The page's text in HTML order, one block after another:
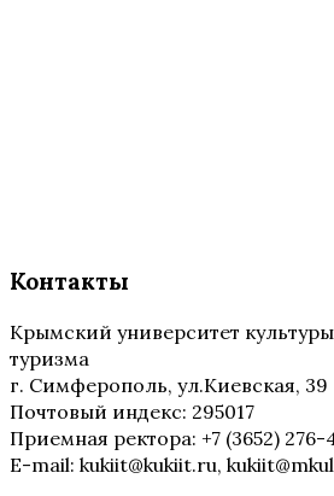
Контакты
Крымский университет
туризма
г. Симферополь, ул.Киевская, 39
Почтовый индекс: 295017
Приемная ректора: +7 (3652) 276-
E-mail: kukiit@kukiit.ru,